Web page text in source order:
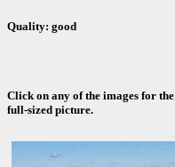
Quality: good
Click on any of the images for the
full-sized picture.